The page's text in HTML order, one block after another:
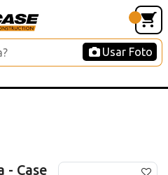
Usar Foto
- Case